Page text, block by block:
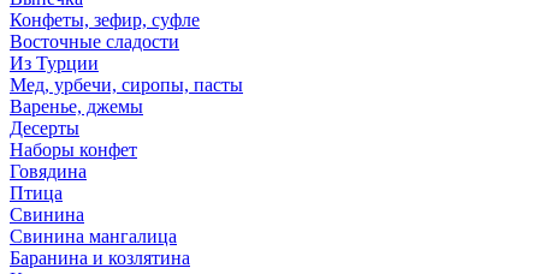
Конфеты, зефир, суфле
Восточные сладости
Из Турции
Мед, урбечи, сиропы, пасты
Варенье, джемы
Десерты
Наборы конфет
Говядина
Птица
Свинина
Свинина мангалица
Баранина и козлятина